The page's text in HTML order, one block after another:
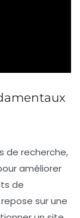
de recherche,
améliorer
de
sur une